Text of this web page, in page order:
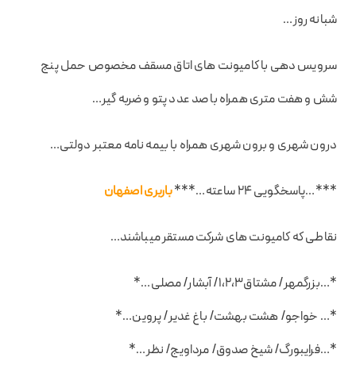
شبانه روز…
سرویس دهی با کامیونت های اتاق مسقف مخصوص حمل پنج
شش و هفت متری همراه با صد عدد پتو و ضربه گیر…
درون شهری و برون شهری همراه با بیمه نامه معتبر دولتی…
***…پاسخگویی 24 ساعته…*** باربری اصفهان
نقاطی که کامیونت های شرکت مستقر میباشند…
*…بزرگمهر/ مشتاق1،2،3/ آبشار/ مصلی…*
*… خواجو/ هشت بهشت/ باغ غدیر/ پروین…*
*…فرایبورگ/ شیخ صدوق/ مرداویج/ نظر…*